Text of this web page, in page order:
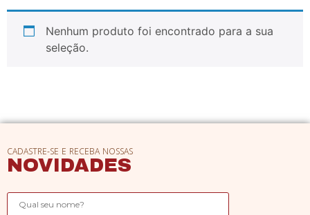
Nenhum produto foi encontrado para a sua
seleção.
CADASTRE-SE E RECEBA NOSSAS
NOVIDADES